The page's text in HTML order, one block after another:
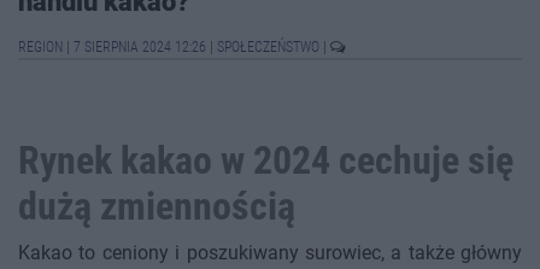
REGION 7 SIERPNIA 2024 12:26 SPOŁECZEŃSTWO
Rynek kakao w 2024 cechuje się
dużą zmiennością
Kakao to ceniony i poszukiwany surowiec, a także główny